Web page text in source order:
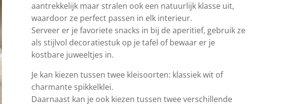
aantrekkelijk maar stralen ook een natuurlijk klasse uit,
waardoor ze perfect passen in elk interieur.
Serveer er je favoriete snacks in bij de aperitief, gebruik ze
als stijlvol decoratiestuk op je tafel of bewaar er je
kostbare juweeltjes in.
Je kan kiezen tussen twee kleisoorten: klassiek wit of
charmante spikkelklei.
Daarnaast kan je ook kiezen tussen twee verschillende